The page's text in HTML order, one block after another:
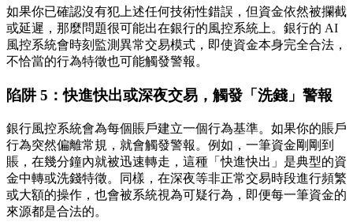
如果你已確認沒有犯上述任何技術性錯誤，但資金依然被攔截
或延遲，那麼問題很可能出在銀行的風控系統上。銀行的 AI
風控系統會時刻監測異常交易模式，即使資金本身完全合法，
不恰當的行為特徵也可能觸發警報。
陷阱 5：快進快出或深夜交易，觸發「洗錢」警報
銀行風控系統會為每個賬戶建立一個行為基準。如果你的賬戶
行為突然偏離常規，就會觸發警報。例如，一筆資金剛剛到
賬，在幾分鐘內就被迅速轉走，這種「快進快出」是典型的資
金中轉或洗錢特徵。同樣，在深夜等非正常交易時段進行頻繁
或大額的操作，也會被系統視為可疑行為，即便每一筆資金的
來源都是合法的。